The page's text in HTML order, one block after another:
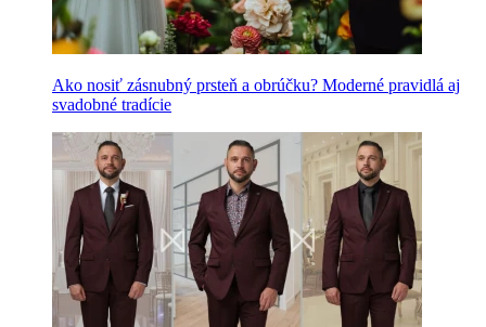
Ako nosiť zásnubný prsteň a obrúčku? Moderné pravidlá aj
svadobné tradície